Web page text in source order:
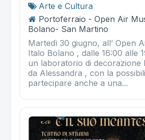
Arte e Cultura
Portoferraio - Open Air
Bolano- San Martino
Martedì 30 giugno, all’ Open
Italo Bolano , dalle 16:00 alle
un laboratorio di decorazione
da Alessandra , con la
partecipare anche a una...